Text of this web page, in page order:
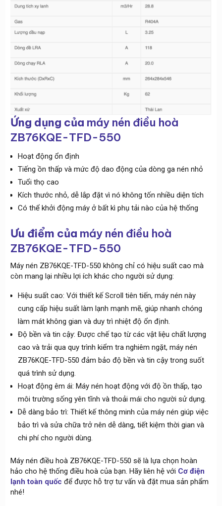
Ứng dụng của máy nén điều hoà
ZB76KQE-TFD-550
Hoạt động ổn định
Tiếng ồn thấp và mức độ dao động của dòng ga nén nhỏ
Tuổi thọ cao
Kích thước nhỏ, dễ lắp đặt vì nó không tốn nhiều diện tích
Có thể khởi động máy ở bất kì phụ tải nào của hệ thống
Ưu điểm của máy nén điều hoà
ZB76KQE-TFD-550
Máy nén ZB76KQE-TFD-550 không chỉ có hiệu suất cao mà
còn mang lại nhiều lợi ích khác cho người sử dụng:
Hiệu suất cao: Với thiết kế Scroll tiên tiến, máy nén này
cung cấp hiệu suất làm lạnh mạnh mẽ, giúp nhanh chóng
làm mát không gian và duy trì nhiệt độ ổn định.
Độ bền và tin cậy: Được chế tạo từ các vật liệu chất lượng
cao và trải qua quy trình kiểm tra nghiêm ngặt, máy nén
ZB76KQE-TFD-550 đảm bảo độ bền và tin cậy trong suốt
quá trình sử dụng.
Hoạt động êm ái: Máy nén hoạt động với độ ồn thấp, tạo
môi trường sống yên tĩnh và thoải mái cho người sử dụng.
Dễ dàng bảo trì: Thiết kế thông minh của máy nén giúp việc
bảo trì và sửa chữa trở nên dễ dàng, tiết kiệm thời gian và
chi phí cho người dùng.
Máy nén điều hoà ZB76KQE-TFD-550 sẽ là lựa chọn hoàn
hảo cho hệ thống điều hoà của bạn. Hãy liên hệ với Cơ điện
lạnh toàn quốc để được hỗ trợ tư vấn và đặt mua sản phẩm
nhé!